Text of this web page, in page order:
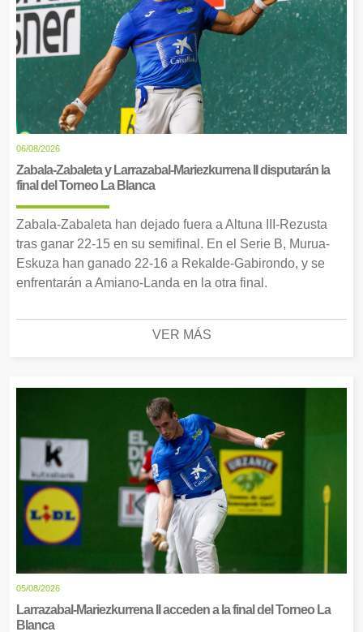
06/08/2026
Zabala-Zabaleta y Larrazabal-Mariezkurrena II disputarán la
final del Torneo La Blanca
Zabala-Zabaleta han dejado fuera a Altuna III-Rezusta
tras ganar 22-15 en su semifinal. En el Serie B, Murua-
Eskuza han ganado 22-16 a Rekalde-Gabirondo, y se
enfrentarán a Amiano-Landa en la otra final.
VER MÁS
05/08/2026
Larrazabal-Mariezkurrena II acceden a la final del Torneo La
Blanca